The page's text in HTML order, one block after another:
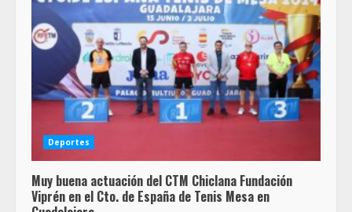
Deportes
Muy buena actuación del CTM Chiclana Fundación
Viprén en el Cto. de España de Tenis Mesa en